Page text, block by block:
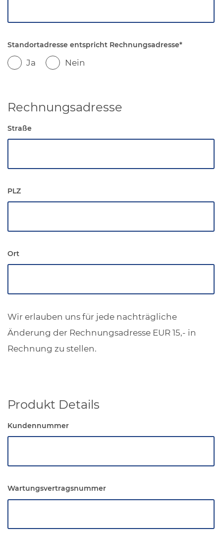
Standortadresse entspricht Rechnungsadresse*
Ja Nein
Rechnungsadresse
Straße
PLZ
Ort
Wir erlauben uns für jede nachträgliche
Änderung der Rechnungsadresse EUR 15,- in
Rechnung zu stellen.
Produkt Details
Kundennummer
Wartungsvertragsnummer